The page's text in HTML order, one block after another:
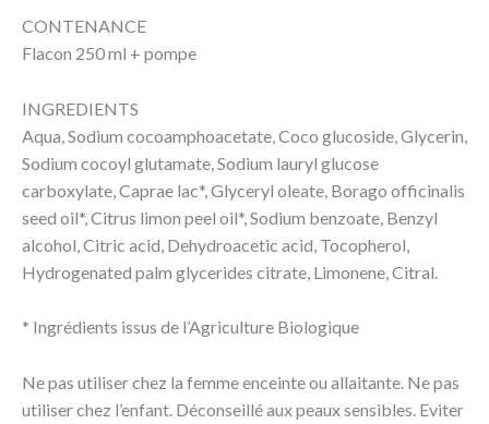
CONTENANCE
Flacon 250 ml + pompe
INGREDIENTS
Aqua, Sodium cocoamphoacetate, Coco glucoside, Glycerin,
Sodium cocoyl glutamate, Sodium lauryl glucose
carboxylate, Caprae lac*, Glyceryl oleate, Borago officinalis
seed oil*, Citrus limon peel oil*, Sodium benzoate, Benzyl
alcohol, Citric acid, Dehydroacetic acid, Tocopherol,
Hydrogenated palm glycerides citrate, Limonene, Citral.
* Ingrédients issus de l’Agriculture Biologique
Ne pas utiliser chez la femme enceinte ou allaitante. Ne pas
utiliser chez l’enfant. Déconseillé aux peaux sensibles. Eviter